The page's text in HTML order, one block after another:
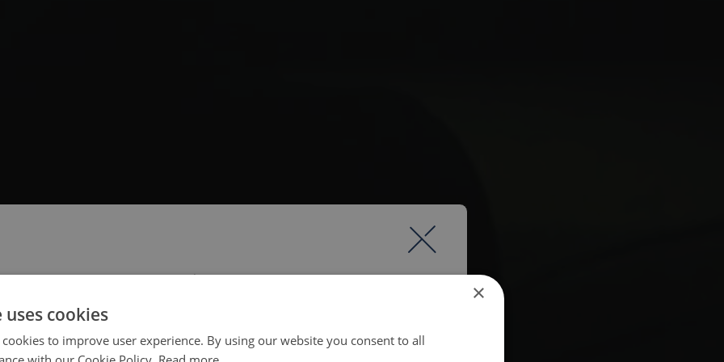
your region/language ×
cookies
to improve user experience. By using our website you consent to all